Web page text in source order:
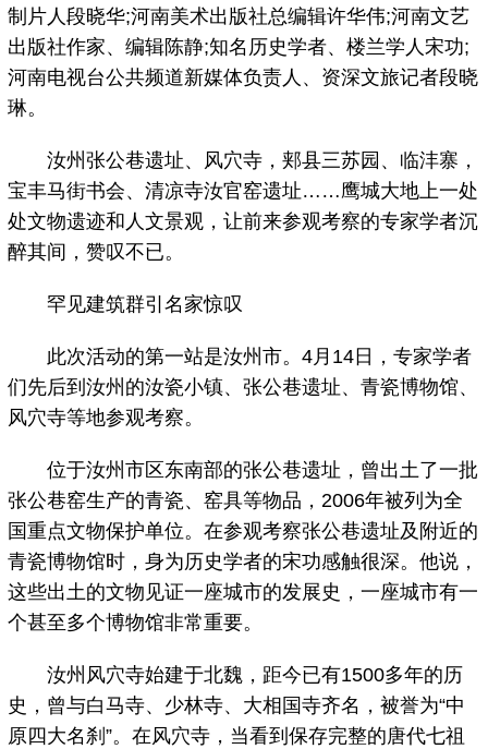
制片人段晓华;河南美术出版社总编辑许华伟;河南文艺
出版社作家、编辑陈静;知名历史学者、楼兰学人宋功;
河南电视台公共频道新媒体负责人、资深文旅记者段晓
琳。
汝州张公巷遗址、风穴寺，郏县三苏园、临沣寨，
宝丰马街书会、清凉寺汝官窑遗址……鹰城大地上一处
处文物遗迹和人文景观，让前来参观考察的专家学者沉
醉其间，赞叹不已。
罕见建筑群引名家惊叹
此次活动的第一站是汝州市。4月14日，专家学者
们先后到汝州的汝瓷小镇、张公巷遗址、青瓷博物馆、
风穴寺等地参观考察。
位于汝州市区东南部的张公巷遗址，曾出土了一批
张公巷窑生产的青瓷、窑具等物品，2006年被列为全
国重点文物保护单位。在参观考察张公巷遗址及附近的
青瓷博物馆时，身为历史学者的宋功感触很深。他说，
这些出土的文物见证一座城市的发展史，一座城市有一
个甚至多个博物馆非常重要。
汝州风穴寺始建于北魏，距今已有1500多年的历
史，曾与白马寺、少林寺、大相国寺齐名，被誉为“中
原四大名刹”。在风穴寺，当看到保存完整的唐代七祖